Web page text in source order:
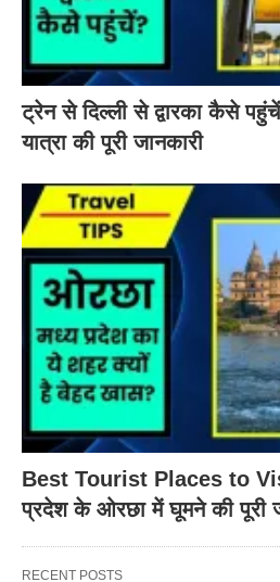
ट्रेन से दिल्ली से द्वारका कैसे
यात्रा की पूरी जानकारी
Best Tourist Places to
प्रदेश के ओरछा में घूमने की पूरी
RECENT POSTS